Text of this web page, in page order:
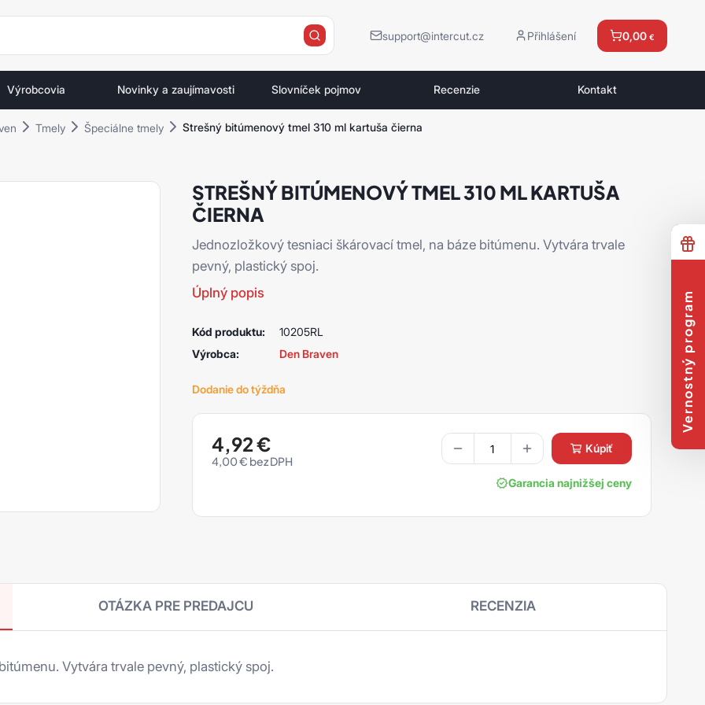
support@intercut.cz Přihlášení 0,00 €
Výrobcovia Novinky a zaujímavosti Slovníček pojmov Recenzie Kontakt
Tmely Špeciálne tmely Strešný bitúmenový tmel 310 ml kartuša čierna
STREŠNÝ BITÚMENOVÝ TMEL 310 ML KARTUŠA
ČIERNA
Jednozložkový tesniaci škárovací tmel, na báze bitúmenu. Vytvára trvale
pevný, plastický spoj.
Úplný popis
Kód produktu:
10205RL
Výrobca:
Den Braven
Dodanie do týždňa
4,92€
4,00€
kúpiť
Garancia najnižšej ceny
OTÁZKA PRE PREDAJCU RECENZIA
Vytvára trvale pevný, plastický spoj.
Vernostný program